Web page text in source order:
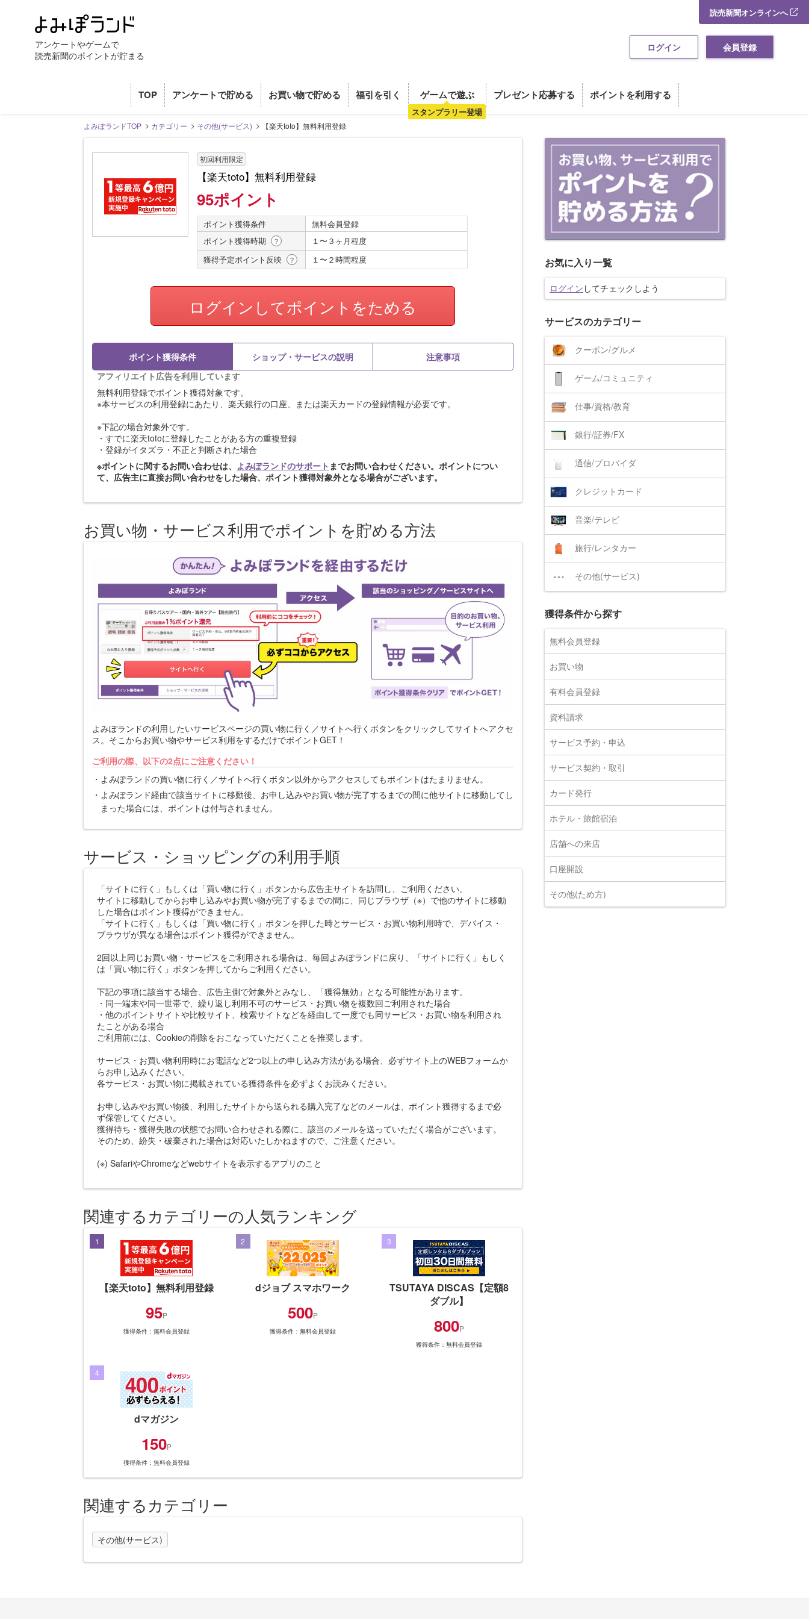
読売新聞オンラインへ
アンケートやゲームで
読売新聞のポイントが貯まる
ログイン 会員登録
TOP アンケートで貯める お買い物で貯める 福引を引く ゲームで遊ぶ
スタンプラリー登場
プレゼント応募する ポイントを利用する
よみぽランドTOP カテゴリー その他(サービス) 【楽天toto】無料利用登録
初回利用限定
【楽天toto】無料利用登録
95ポイント
ポイント獲得条件
無料会員登録
ポイント獲得時期
？
１〜３ヶ月程度
獲得予定ポイント反映
？ １〜２時間程度
ログインしてポイントをためる
ポイント獲得条件 ショップ・サービスの説明
注意事項
アフィリエイト広告を利用しています
無料利用登録でポイント獲得対象です。
※本サービスの利用登録にあたり、楽天銀行の口座、または楽天カードの登録情報が必要です。
※下記の場合対象外です。
・すでに楽天totoに登録したことがある方の重複登録
・登録がイタズラ・不正と判断された場合
※ポイントに関するお問い合わせは、 よみぽランドのサポート までお問い合わせください。ポイントについ
て、広告主に直接お問い合わせをした場合、ポイント獲得対象外となる場合がございます。
お買い物・サービス利用でポイントを貯める方法
よみぽランドの利用したいサービスページの買い物に行く／サイトへ行くボタンをクリックしてサイトへアクセ
ス。そこからお買い物やサービス利用をするだけでポイントGET！
ご利用の際、以下の2点にご注意ください！
よみぽランドの買い物に行く／サイトへ行くボタン以外からアクセスしてもポイントはたまりません。
よみぽランド経由で該当サイトに移動後、お申し込みやお買い物が完了するまでの間に他サイトに移動してし
まった場合には、ポイントは付与されません。
サービス・ショッピングの利用手順
「サイトに行く」もしくは「買い物に行く」ボタンから広告主サイトを訪問し、ご利用ください。
サイトに移動してからお申し込みやお買い物が完了するまでの間に、同じブラウザ（※）で他のサイトに移動
した場合はポイント獲得ができません。
「サイトに行く」もしくは「買い物に行く」ボタンを押した時とサービス・お買い物利用時で、デバイス・
ブラウザが異なる場合はポイント獲得ができません。
2回以上同じお買い物・サービスをご利用される場合は、毎回よみぽランドに戻り、「サイトに行く」もしく
は「買い物に行く」ボタンを押してからご利用ください。
下記の事項に該当する場合、広告主側で対象外とみなし、「獲得無効」となる可能性があります。
・同一端末や同一世帯で、繰り返し利用不可のサービス・お買い物を複数回ご利用された場合
・他のポイントサイトや比較サイト、検索サイトなどを経由して一度でも同サービス・お買い物を利用され
たことがある場合
ご利用前には、Cookieの削除をおこなっていただくことを推奨します。
サービス・お買い物利用時にお電話など2つ以上の申し込み方法がある場合、必ずサイト上のWEBフォームか
らお申し込みください。
各サービス・お買い物に掲載されている獲得条件を必ずよくお読みください。
お申し込みやお買い物後、利用したサイトから送られる購入完了などのメールは、ポイント獲得するまで必
ず保管してください。
獲得待ち・獲得失敗の状態でお問い合わせされる際に、該当のメールを送っていただく場合がございます。
そのため、紛失・破棄された場合は対応いたしかねますので、ご注意ください。
(※) SafariやChromeなどwebサイトを表示するアプリのこと
関連するカテゴリーの人気ランキング
1
【楽天toto】無料利用登録
95P
獲得条件：無料会員登録
2
dジョブ スマホワーク
500P
獲得条件：無料会員登録
3
TSUTAYA DISCAS【定額8
ダブル】
800P
獲得条件：無料会員登録
4
dマガジン
150P
獲得条件：無料会員登録
関連するカテゴリー
その他(サービス)
お買い物・サービス利用でポイント
お気に入り一覧
ログイン してチェックしよう
サービスのカテゴリー
クーポン/グルメ
ゲーム/コミュニティ
仕事/資格/教育
銀行/証券/FX
通信/プロバイダ
クレジットカード
音楽/テレビ
旅行/レンタカー
その他(サービス)
獲得条件から探す
無料会員登録
お買い物
有料会員登録
資料請求
サービス予約・申込
サービス契約・取引
カード発行
ホテル・旅館宿泊
店舗への来店
口座開設
その他(ため方)